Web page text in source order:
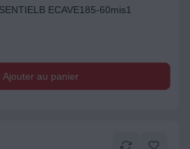
ECAVE185-60mis1
Ajouter au panier